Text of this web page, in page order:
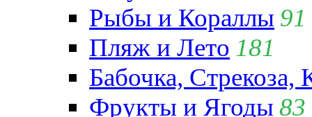
Рыбы и Кораллы 91
Пляж и Лето 181
Бабочка,
Фрукты и Ягоды 83